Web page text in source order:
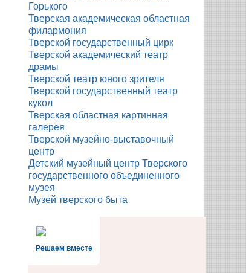
Горького
Тверская академическая областная
филармония
Тверской государственный цирк
Тверской академический театр
драмы
Тверской театр юного зрителя
Тверской государственный театр
кукол
Тверская областная картинная
галерея
Тверской музейно-выставочный
центр
Детский музейный центр Тверского
государственного объединенного
музея
Музей тверского быта
Решаем вместе